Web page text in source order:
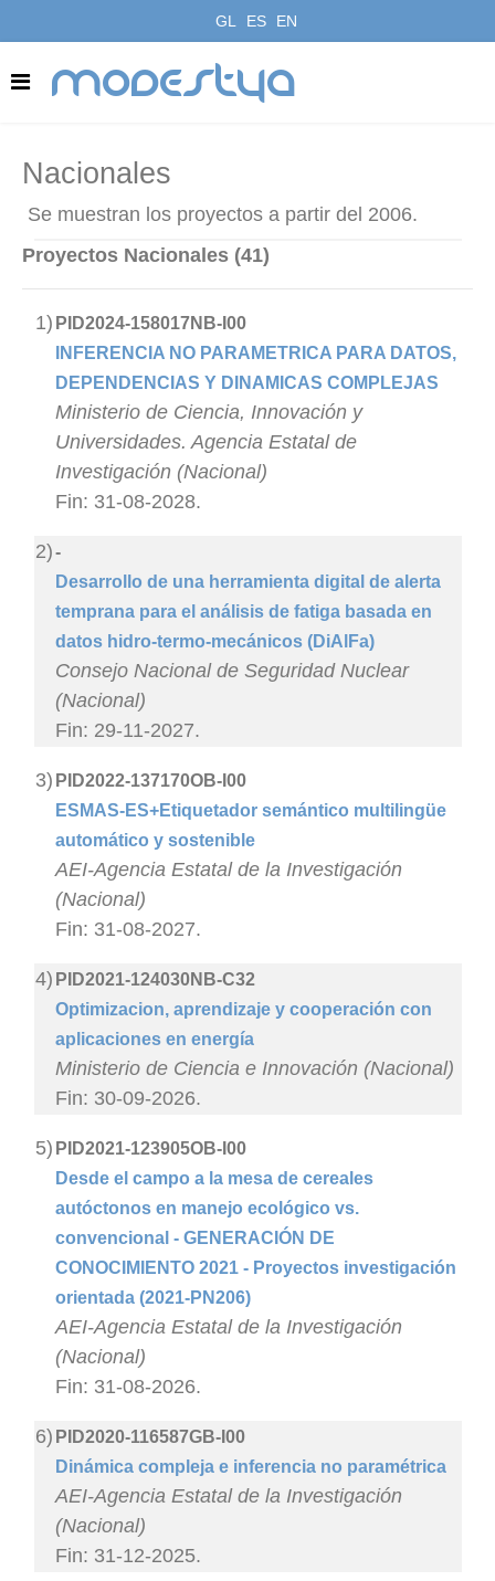
GL ES EN
modestya
Nacionales
Se muestran los proyectos a partir del 2006.
Proyectos Nacionales (41)
1) PID2024-158017NB-I00
INFERENCIA NO PARAMETRICA PARA DATOS,
DEPENDENCIAS Y DINAMICAS COMPLEJAS
Ministerio de Ciencia, Innovación y
Universidades. Agencia Estatal de
Investigación (Nacional)
Fin: 31-08-2028.
2)-
Desarrollo de una herramienta digital de alerta
temprana para el análisis de fatiga basada en
datos hidro-termo-mecánicos (DiAlFa)
Consejo Nacional de Seguridad Nuclear
(Nacional)
Fin: 29-11-2027.
3) PID2022-137170OB-I00
ESMAS-ES+Etiquetador semántico multilingüe
automático y sostenible
AEI-Agencia Estatal de la Investigación
(Nacional)
Fin: 31-08-2027.
4) PID2021-124030NB-C32
Optimizacion, aprendizaje y cooperación con
aplicaciones en energía
Ministerio de Ciencia e Innovación (Nacional)
Fin: 30-09-2026.
5) PID2021-123905OB-I00
Desde el campo a la mesa de cereales
autóctonos en manejo ecológico vs.
convencional - GENERACIÓN DE
CONOCIMIENTO 2021 - Proyectos investigación
orientada (2021-PN206)
AEI-Agencia Estatal de la Investigación
(Nacional)
Fin: 31-08-2026.
6) PID2020-116587GB-I00
Dinámica compleja e inferencia no paramétrica
AEI-Agencia Estatal de la Investigación
(Nacional)
Fin: 31-12-2025.